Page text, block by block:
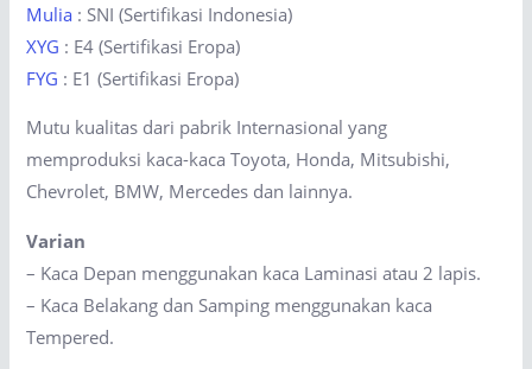
Mulia : SNI (Sertifikasi Indonesia)
XYG : E4 (Sertifikasi Eropa)
FYG : E1 (Sertifikasi Eropa)
Mutu kualitas dari pabrik Internasional yang
memproduksi kaca-kaca Toyota, Honda, Mitsubishi,
Chevrolet, BMW, Mercedes dan lainnya.
Varian
– Kaca Depan menggunakan kaca Laminasi atau 2 lapis.
– Kaca Belakang dan Samping menggunakan kaca
Tempered.